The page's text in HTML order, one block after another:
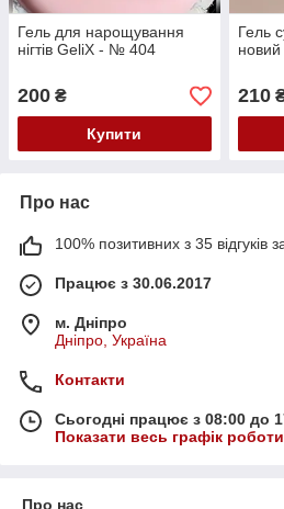
Гель для нарощування
нігтів GeliX - № 404
200 ₴
Купити
Гель
новий
210
Про нас
100% позитивних з 35 відгуків
Працює з 30.06.2017
м. Дніпро
Дніпро, Україна
Контакти
Сьогодні працює з 08:00 до
Показати весь графік роботи
Про нас